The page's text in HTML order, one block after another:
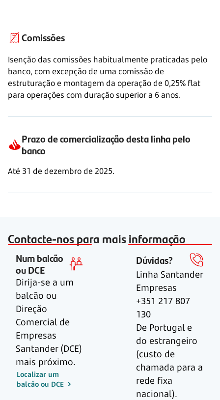
Comissões
Isenção das comissões habitualmente praticadas pelo
banco, com excepção de uma comissão de
estruturação e montagem da operação de 0,25% flat
para operações com duração superior a 6 anos.
Prazo de comercialização desta linha pelo
banco
Até 31 de dezembro de 2025.
Contacte-nos para mais informação
Num balcão
ou DCE
Dirija-se a um
balcão ou
Direção
Comercial de
Empresas
Santander (DCE)
mais próximo.
Localizar um
balcão ou DCE
Dúvidas?
Linha Santander
Empresas
+351 217 807
130
De Portugal e
do estrangeiro
(custo de
chamada para a
rede fixa
nacional).